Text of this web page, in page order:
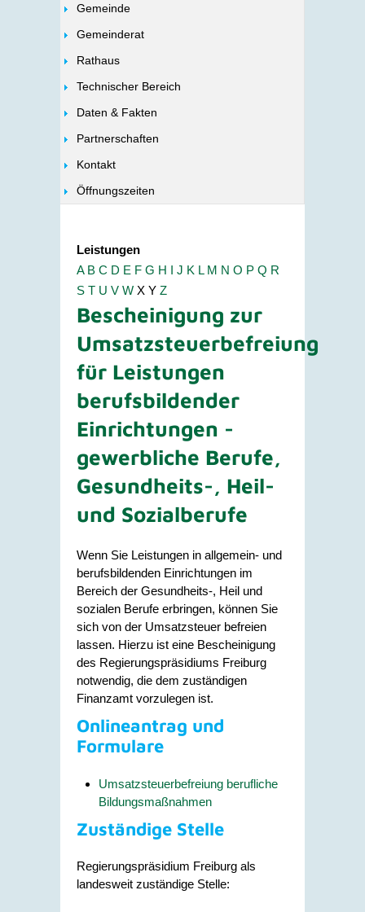
Gemeinde
Gemeinderat
Rathaus
Technischer Bereich
Daten & Fakten
Partnerschaften
Kontakt
Öffnungszeiten
Leistungen
A B C D E F G H I J K L M N O P Q R
S T U V W X Y Z
Bescheinigung zur
Umsatzsteuerbefreiung
für Leistungen
berufsbildender
Einrichtungen -
gewerbliche Berufe,
Gesundheits-, Heil-
und Sozialberufe
Wenn Sie Leistungen in allgemein- und
berufsbildenden Einrichtungen im
Bereich der Gesundheits-, Heil und
sozialen Berufe erbringen, können Sie
sich von der Umsatzsteuer befreien
lassen. Hierzu ist eine Bescheinigung
des Regierungspräsidiums Freiburg
notwendig, die dem zuständigen
Finanzamt vorzulegen ist.
Onlineantrag und
Formulare
Umsatzsteuerbefreiung berufliche
Bildungsmaßnahmen
Zuständige Stelle
Regierungspräsidium Freiburg als
landesweit zuständige Stelle: